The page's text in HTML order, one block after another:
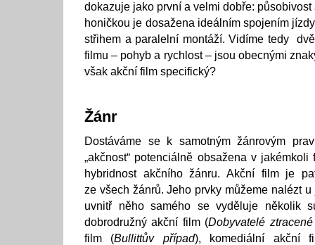
dokazuje jako první a velmi dobře:
honičkou je dosažena ideálním spojením
střihem a paralelní montáží. Vidíme tedy
filmu – pohyb a rychlost – jsou obecnými
však akční film specifický?
Žánr
Dostáváme se k samotným žánrovým
„akčnost“ potenciálně obsažena v
hybridnost akčního žánru. Akční film je
ze všech žánrů. Jeho prvky můžeme nalézt
uvnitř něho samého se vyděluje několik
dobrodružný akční film (Dobyvatelé
film (Bullittův případ), komediální akční